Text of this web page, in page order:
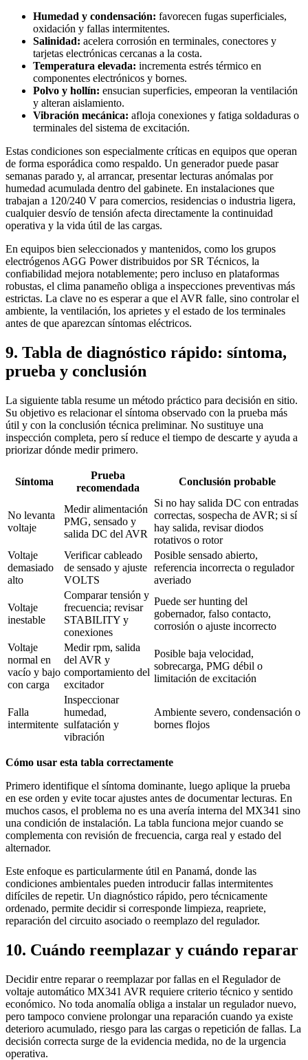
Humedad y condensación: favorecen fugas superficiales,
oxidación y fallas intermitentes.
Salinidad: acelera corrosión en terminales, conectores y
tarjetas electrónicas cercanas a la costa.
Temperatura elevada: incrementa estrés térmico en
componentes electrónicos y bornes.
Polvo y hollín: ensucian superficies, empeoran la ventilación
y alteran aislamiento.
Vibración mecánica: afloja conexiones y fatiga soldaduras o
terminales del sistema de excitación.
Estas condiciones son especialmente críticas en equipos que operan
de forma esporádica como respaldo. Un generador puede pasar
semanas parado y, al arrancar, presentar lecturas anómalas por
humedad acumulada dentro del gabinete. En instalaciones que
trabajan a 120/240 V para comercios, residencias o industria ligera,
cualquier desvío de tensión afecta directamente la continuidad
operativa y la vida útil de las cargas.
En equipos bien seleccionados y mantenidos, como los grupos
electrógenos AGG Power distribuidos por SR Técnicos, la
confiabilidad mejora notablemente; pero incluso en plataformas
robustas, el clima panameño obliga a inspecciones preventivas más
estrictas. La clave no es esperar a que el AVR falle, sino controlar el
ambiente, la ventilación, los aprietes y el estado de los terminales
antes de que aparezcan síntomas eléctricos.
9. Tabla de diagnóstico rápido: síntoma,
prueba y conclusión
La siguiente tabla resume un método práctico para decisión en sitio.
Su objetivo es relacionar el síntoma observado con la prueba más
útil y con la conclusión técnica preliminar. No sustituye una
inspección completa, pero sí reduce el tiempo de descarte y ayuda a
priorizar dónde medir primero.
Síntoma
Prueba
recomendada
Conclusión probable
No levanta
voltaje
Medir alimentación
PMG, sensado y
salida DC del AVR
Si no hay salida DC con entradas
correctas, sospecha de AVR; si sí
hay salida, revisar diodos
rotativos o rotor
Voltaje
demasiado
alto
Verificar cableado
de sensado y ajuste
VOLTS
Posible sensado abierto,
referencia incorrecta o regulador
averiado
Voltaje
inestable
Comparar tensión y
frecuencia; revisar
STABILITY y
conexiones
Puede ser hunting del
gobernador, falso contacto,
corrosión o ajuste incorrecto
Voltaje
normal en
vacío y bajo
con carga
Medir rpm, salida
del AVR y
comportamiento del
excitador
Posible baja velocidad,
sobrecarga, PMG débil o
limitación de excitación
Falla
intermitente
Inspeccionar
humedad,
sulfatación y
vibración
Ambiente severo, condensación o
bornes flojos
Cómo usar esta tabla correctamente
Primero identifique el síntoma dominante, luego aplique la prueba
en ese orden y evite tocar ajustes antes de documentar lecturas. En
muchos casos, el problema no es una avería interna del MX341 sino
una condición de instalación. La tabla funciona mejor cuando se
complementa con revisión de frecuencia, carga real y estado del
alternador.
Este enfoque es particularmente útil en Panamá, donde las
condiciones ambientales pueden introducir fallas intermitentes
difíciles de repetir. Un diagnóstico rápido, pero técnicamente
ordenado, permite decidir si corresponde limpieza, reapriete,
reparación del circuito asociado o reemplazo del regulador.
10. Cuándo reemplazar y cuándo reparar
Decidir entre reparar o reemplazar por fallas en el Regulador de
voltaje automático MX341 AVR requiere criterio técnico y sentido
económico. No toda anomalía obliga a instalar un regulador nuevo,
pero tampoco conviene prolongar una reparación cuando ya existe
deterioro acumulado, riesgo para las cargas o repetición de fallas. La
decisión correcta surge de la evidencia medida, no de la urgencia
operativa.